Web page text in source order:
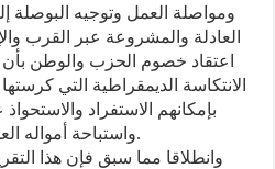
ومواصلة العمل وتوجيه البوصلة
العادلة والمشروعة عبر القرب
اعتقاد خصوم الحزب والوطن بأن
بإمكانهم الاستفراد
واستباحة أمواله العمومية دون حسيب أو رقيب.
وانطلاقا مما سبق فإن هذا